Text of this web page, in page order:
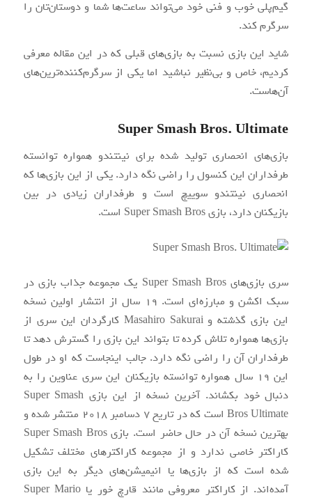
گیم‌پلی خوب و فنی خود می‌تواند ساعت‌ها شما و دوستان‌تان را
سرگرم کند.
شاید این بازی نسبت به بازی‌های قبلی که در این مقاله معرفی
کردیم، خاص و بی‌نظیر نباشید اما یکی از سرگرم‌کننده‌ترین‌های
آن‌هاست.
Super Smash Bros. Ultimate
بازی‌های انحصاری تولید شده برای نینتندو همواره توانسته
طرفداران این کنسول را راضی نگه دارد. یکی از این بازی‌ها که
انحصاری نینتندو سوییچ است و طرفداران زیادی در بین
بازیکنان دارد، بازی Super Smash Bros است.
سری بازی‌های Super Smash Bros یک مجموعه‌ جذاب بازی در
سبک اکشن و مبارزه‌ای است. ۱۹ سال از انتشار اولین نسخه
این بازی گذشته و Masahiro Sakurai کارگردان این سری از
بازی‌ها همواره تلاش کرده تا بتواند این بازی را گسترش دهد تا
طرفداران آن را راضی نگه ‌دارد. جالب اینجاست که او در طول
این ۱۹ سال همواره توانسته بازیکنان این سری عناوین را به
دنبال خود بکشاند. آخرین نسخه از این بازی Super Smash
Bros Ultimate است که در تاریخ ۷ دسامبر ۲۰۱۸ منتشر شده و
بهترین نسخه آن در حال حاضر است. بازی Super Smash Bros
کاراکتر خاصی ندارد و از مجموعه کاراکترهای مختلف تشکیل‌
شده است که از بازی‌ها یا انیمیشن‌های دیگر به این بازی
آمده‌اند. از کاراکتر معروفی مانند قارچ خور یا Super Mario